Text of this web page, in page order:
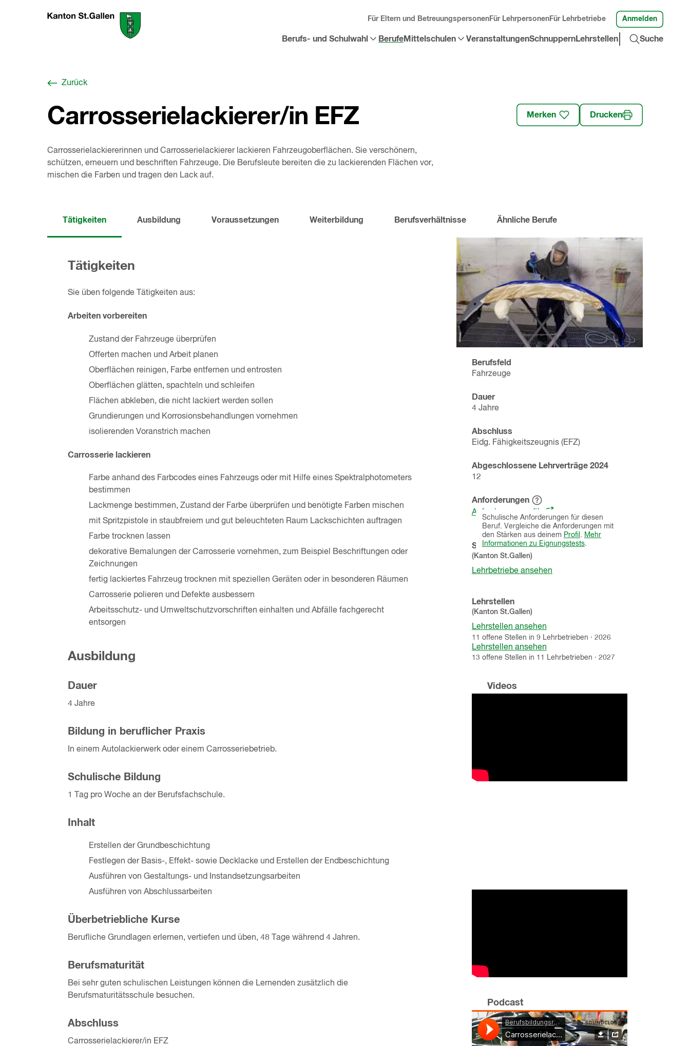
Berufswahl-
Anmelden
Sub-
öffnen
Berufs- und Schulwahl Berufe
Sub-
Mittelschulen VeranstaltungenSchnuppernLehrstellen Suche
Suche
öffnen
Für Eltern und Betreuungspersonen Für Lehrpersonen Für Lehrbetriebe
Zurück
Carrosserielackierer/in EFZ Merken Drucken
Carrosserielackiererinnen und Carrosserielackierer lackieren Fahrzeugoberflächen. Sie verschönern,
schützen, erneuern und beschriften Fahrzeuge. Die Berufsleute bereiten die zu lackierenden Flächen vor,
mischen die Farben und tragen den Lack auf.
Tätigkeiten Ausbildung Voraussetzungen Weiterbildung Berufsverhältnisse Ähnliche Berufe
Tätigkeiten
Sie üben folgende Tätigkeiten aus:
Arbeiten vorbereiten
Zustand der Fahrzeuge überprüfen
Offerten machen und Arbeit planen
Oberflächen reinigen, Farbe entfernen und entrosten
Oberflächen glätten, spachteln und schleifen
Flächen abkleben, die nicht lackiert werden sollen
Grundierungen und Korrosionsbehandlungen vornehmen
isolierenden Voranstrich machen
Carrosserie lackieren
Farbe anhand des Farbcodes eines Fahrzeugs oder mit Hilfe eines Spektralphotometers
bestimmen
Lackmenge bestimmen, Zustand der Farbe überprüfen und benötigte Farben mischen
mit Spritzpistole in staubfreiem und gut beleuchteten Raum Lackschichten auftragen
Farbe trocknen lassen
dekorative Bemalungen der Carrosserie vornehmen, zum Beispiel Beschriftungen oder
Zeichnungen
fertig lackiertes Fahrzeug trocknen mit speziellen Geräten oder in besonderen Räumen
Carrosserie polieren und Defekte ausbessern
Arbeitsschutz- und Umweltschutzvorschriften einhalten und Abfälle fachgerecht
entsorgen
Ausbildung
Dauer
4 Jahre
Bildung in beruflicher Praxis
In einem Autolackierwerk oder einem Carrosseriebetrieb.
Schulische Bildung
1 Tag pro Woche an der Berufsfachschule.
Inhalt
Erstellen der Grundbeschichtung
Festlegen der Basis-, Effekt- sowie Decklacke und Erstellen der Endbeschichtung
Ausführen von Gestaltungs- und Instandsetzungsarbeiten
Ausführen von Abschlussarbeiten
Überbetriebliche Kurse
Berufliche Grundlagen erlernen, vertiefen und üben, 48 Tage während 4 Jahren.
Berufsmaturität
Bei sehr guten schulischen Leistungen können die Lernenden zusätzlich die
Berufsmaturitätsschule besuchen.
Abschluss
Carrosserielackierer/in EFZ
Berufsfeld
Fahrzeuge
Dauer
4 Jahre
Abschluss
Eidg. Fähigkeitszeugnis (EFZ)
Abgeschlossene Lehrverträge 2024
12
Anforderungen
Hinweistext
einblenden
Schulische Anforderungen für diesen
Beruf. Vergleiche die Anforderungen mit
den Stärken aus deinem Profil . Mehr
Informationen zu Eignungstests.
Anforderungsprofile (öffnet
in
einem
neuen
Schnupperlehren
(Kanton St.Gallen)
Lehrbetriebe ansehen
Lehrstellen
(Kanton St.Gallen)
Lehrstellen ansehen
11 offene Stellen in 9 Lehrbetrieben · 2026
Lehrstellen ansehen
13 offene Stellen in 11 Lehrbetrieben · 2027
Videos
Podcast